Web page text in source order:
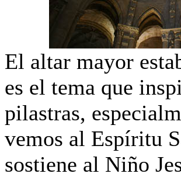
El altar mayor
es el tema que
pilastras,
vemos al Espíritu
sostiene al Niño